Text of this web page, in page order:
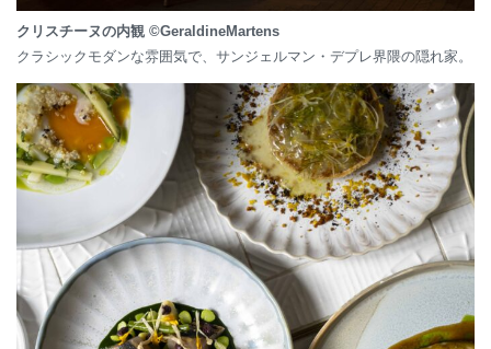
クリスチーヌの内観 ©GeraldineMartens
クラシックモダンな雰囲気で、サンジェルマン・デプレ界隈の隠れ家。